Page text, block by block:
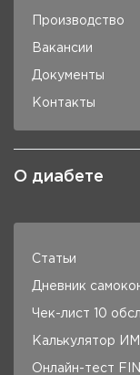
Производство
Вакансии
Документы
Контакты
О диабете
Статьи
Дневник
Чек-лист 10
Калькулятор
Онлайн-тест